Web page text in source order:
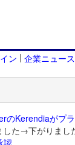
ン | 企業ニュース
のKerendiaがプ
た→下がりまし